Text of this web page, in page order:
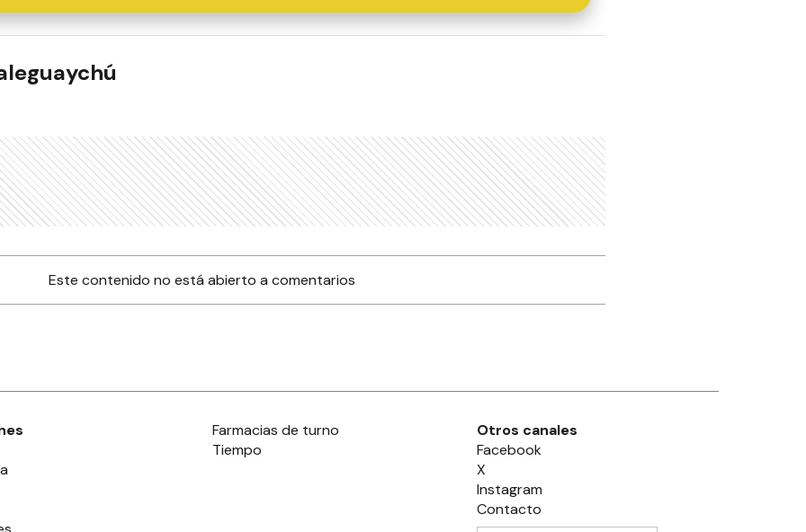
Este contenido no está abierto a comentarios
Farmacias de turno
Tiempo
Otros canales
Facebook
X
Instagram
Contacto